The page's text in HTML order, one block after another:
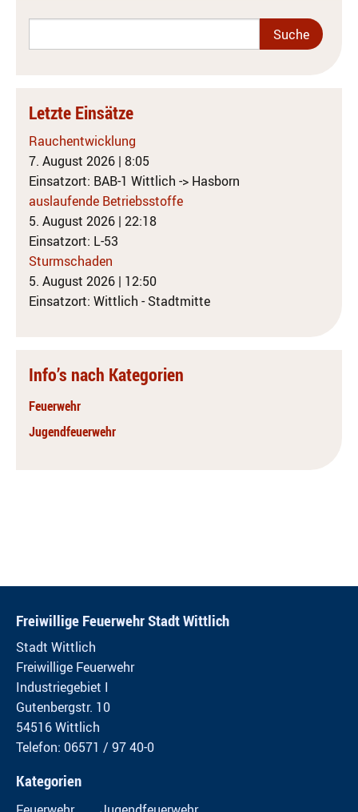
Letzte Einsätze
Rauchentwicklung
7. August 2026 | 8:05
Einsatzort: BAB-1 Wittlich -> Hasborn
auslaufende Betriebsstoffe
5. August 2026 | 22:18
Einsatzort: L-53
Sturmschaden
5. August 2026 | 12:50
Einsatzort: Wittlich - Stadtmitte
Info’s nach Kategorien
Feuerwehr
Jugendfeuerwehr
Freiwillige Feuerwehr Stadt Wittlich
Stadt Wittlich
Freiwillige Feuerwehr
Industriegebiet I
Gutenbergstr. 10
54516 Wittlich
Telefon: 06571 / 97 40-0
Kategorien